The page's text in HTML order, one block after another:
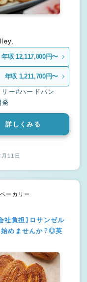
Valley,
年収 12,117,000円〜
年収 1,211,700円〜
ー#ハードパン
発
詳しくみる
11日
ーカリー
社負担】ロサンゼル
始めませんか？◎英